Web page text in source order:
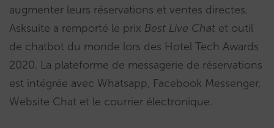
augmenter leurs réservations et ventes directes.
Asksuite a remporté le prix Best Live Chat et outil
de chatbot du monde lors des Hotel Tech Awards
2020. La plateforme de messagerie de réservations
est intégrée avec Whatsapp, Facebook Messenger,
Website Chat et le courrier électronique.